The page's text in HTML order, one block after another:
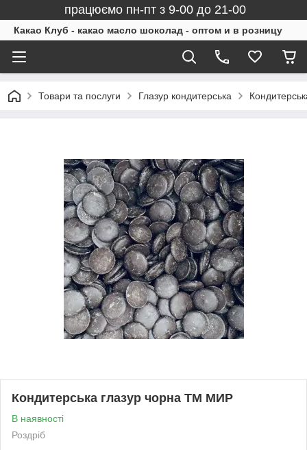
працюємо пн-пт з 9-00 до 21-00
Какао Клуб - какао масло шоколад - оптом и в розницу
Товари та послуги Глазур кондитерська
Кондитерська глазур чорна ТМ МИР
В наявності
Роздріб